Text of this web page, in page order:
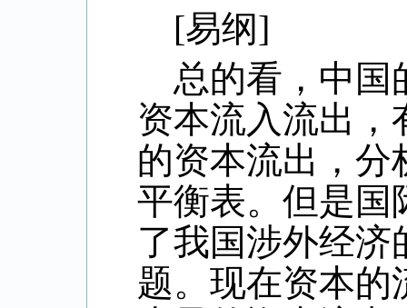
[易纲]
总的看，中国
资本流入流出，
的资本流出，分
平衡表。但是国
了我国涉外经
题。现在资本的